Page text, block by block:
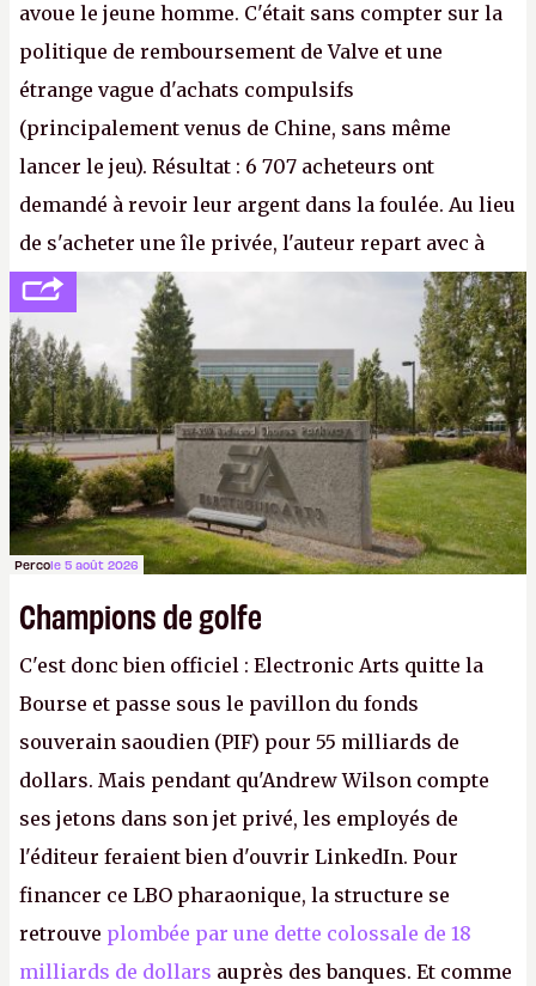
avoue le jeune homme. C'était sans compter sur la
politique de remboursement de Valve et une
étrange vague d'achats compulsifs
(principalement venus de Chine, sans même
lancer le jeu). Résultat : 6 707 acheteurs ont
demandé à revoir leur argent dans la foulée. Au lieu
de s'acheter une île privée, l'auteur repart avec à
peine 2 000 dollars en poche. C'est toujours plus
cher payé que le temps passé à dev, mais ça
apprendra aux petits malins qu'on ne braque pas
Gabe Newell aussi facilement.P.
Percole 5 août 2026
Champions de golfe
C'est donc bien officiel : Electronic Arts quitte la
Bourse et passe sous le pavillon du fonds
souverain saoudien (PIF) pour 55 milliards de
dollars. Mais pendant qu'Andrew Wilson compte
ses jetons dans son jet privé, les employés de
l'éditeur feraient bien d'ouvrir LinkedIn. Pour
financer ce LBO pharaonique, la structure se
retrouve plombée par une dette colossale de 18
milliards de dollars auprès des banques. Et comme